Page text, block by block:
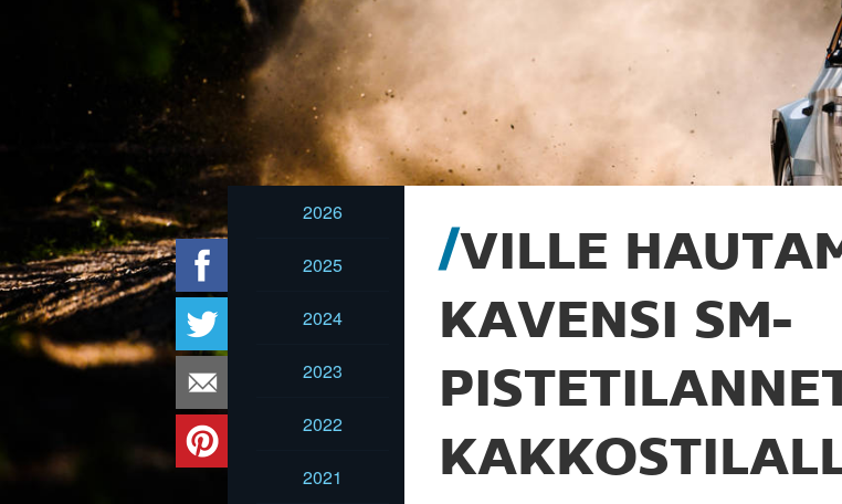
2026
2025
2024
2023
2022
2021
VILLE
KAVENSI SM-